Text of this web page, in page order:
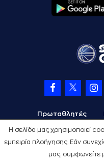
Η σελίδα μας χρησιμοποιεί
εμπειρία πλοήγησης. Εάν
μας, συμφωνείτε
Πρωταθλητές